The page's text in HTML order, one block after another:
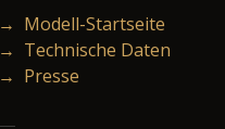
→ Modell-Startseite
→ Technische Daten
→ Presse